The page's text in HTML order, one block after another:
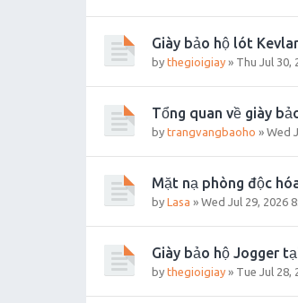
Giày bảo hộ lót
by thegioigiay » Thu Jul 30,
Tổng quan về giày
by trangvangbaoho » Wed
Mặt nạ phòng độc
by Lasa » Wed Jul 29, 2026
Giày bảo hộ Jogger
by thegioigiay » Tue Jul 28,